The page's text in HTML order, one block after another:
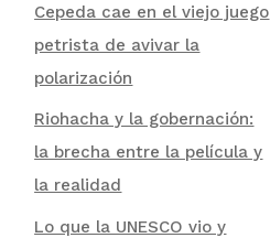
Cepeda cae en el viejo juego
petrista de avivar la
polarización
Riohacha y la gobernación:
la brecha entre la película y
la realidad
Lo que la UNESCO vio y